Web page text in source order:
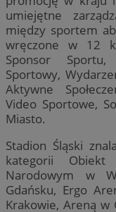
umiejętne
między sportem
wręczone w 12
Sponsor
Sportowy,
Aktywne
Video Sportowe,
Miasto.
Stadion Śląski
kategorii
Narodowym w
Gdańsku, Ergo
Krakowie, Areną w